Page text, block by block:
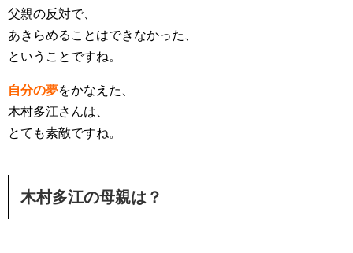
父親の反対で、
あきらめることはできなかった、
ということですね。
自分の夢をかなえた、
木村多江さんは、
とても素敵ですね。
木村多江の母親は？